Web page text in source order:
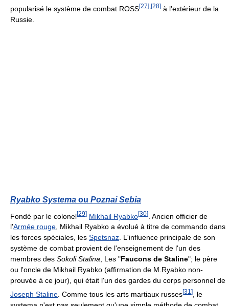
popularisé le système de combat ROSS[27] [28] à l'extérieur de la
Russie.
Ryabko Systema ou Poznai Sebia
Fondé par le colonel[29] Mikhail Ryabko[30] . Ancien officier de
l'Armée rouge, Mikhail Ryabko a évolué à titre de commando dans
les forces spéciales, les Spetsnaz. L'influence principale de son
système de combat provient de l'enseignement de l'un des
membres des Sokoli Stalina, Les "Faucons de Staline"; le père
ou l'oncle de Mikhail Ryabko (affirmation de M.Ryabko non-
prouvée à ce jour), qui était l'un des gardes du corps personnel de
Joseph Staline . Comme tous les arts martiaux russes[31 ]
, le